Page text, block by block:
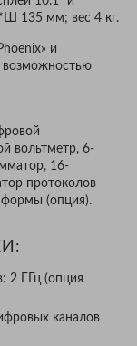
135 мм; вес 4 кг.
и
возможностью
вольтметр, 6-
16-
протоколов
формы (опция).
2 ГГц (опция
каналов